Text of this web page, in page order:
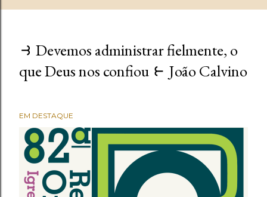
⥽ Devemos administrar fielmente, o
que Deus nos confiou ⥼ João Calvino
EM DESTAQUE